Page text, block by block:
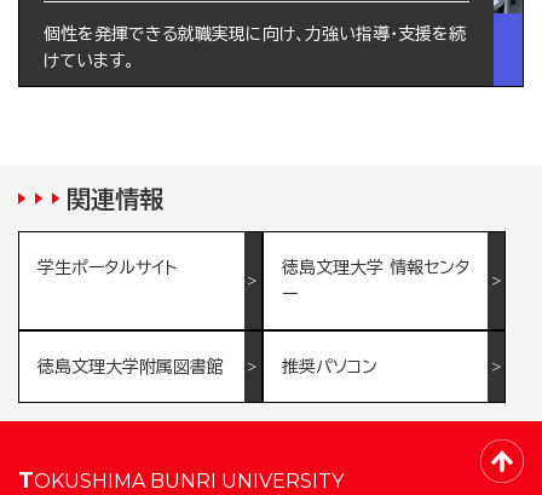
個性を発揮できる就職実現に向け、力強い指導・支援を続
けています。
関連情報
学生ポータルサイト
徳島文理大学 情報センタ
ー
徳島文理大学附属図書館 推奨パソコン
TOKUSHIMA BUNRI UNIVERSITY